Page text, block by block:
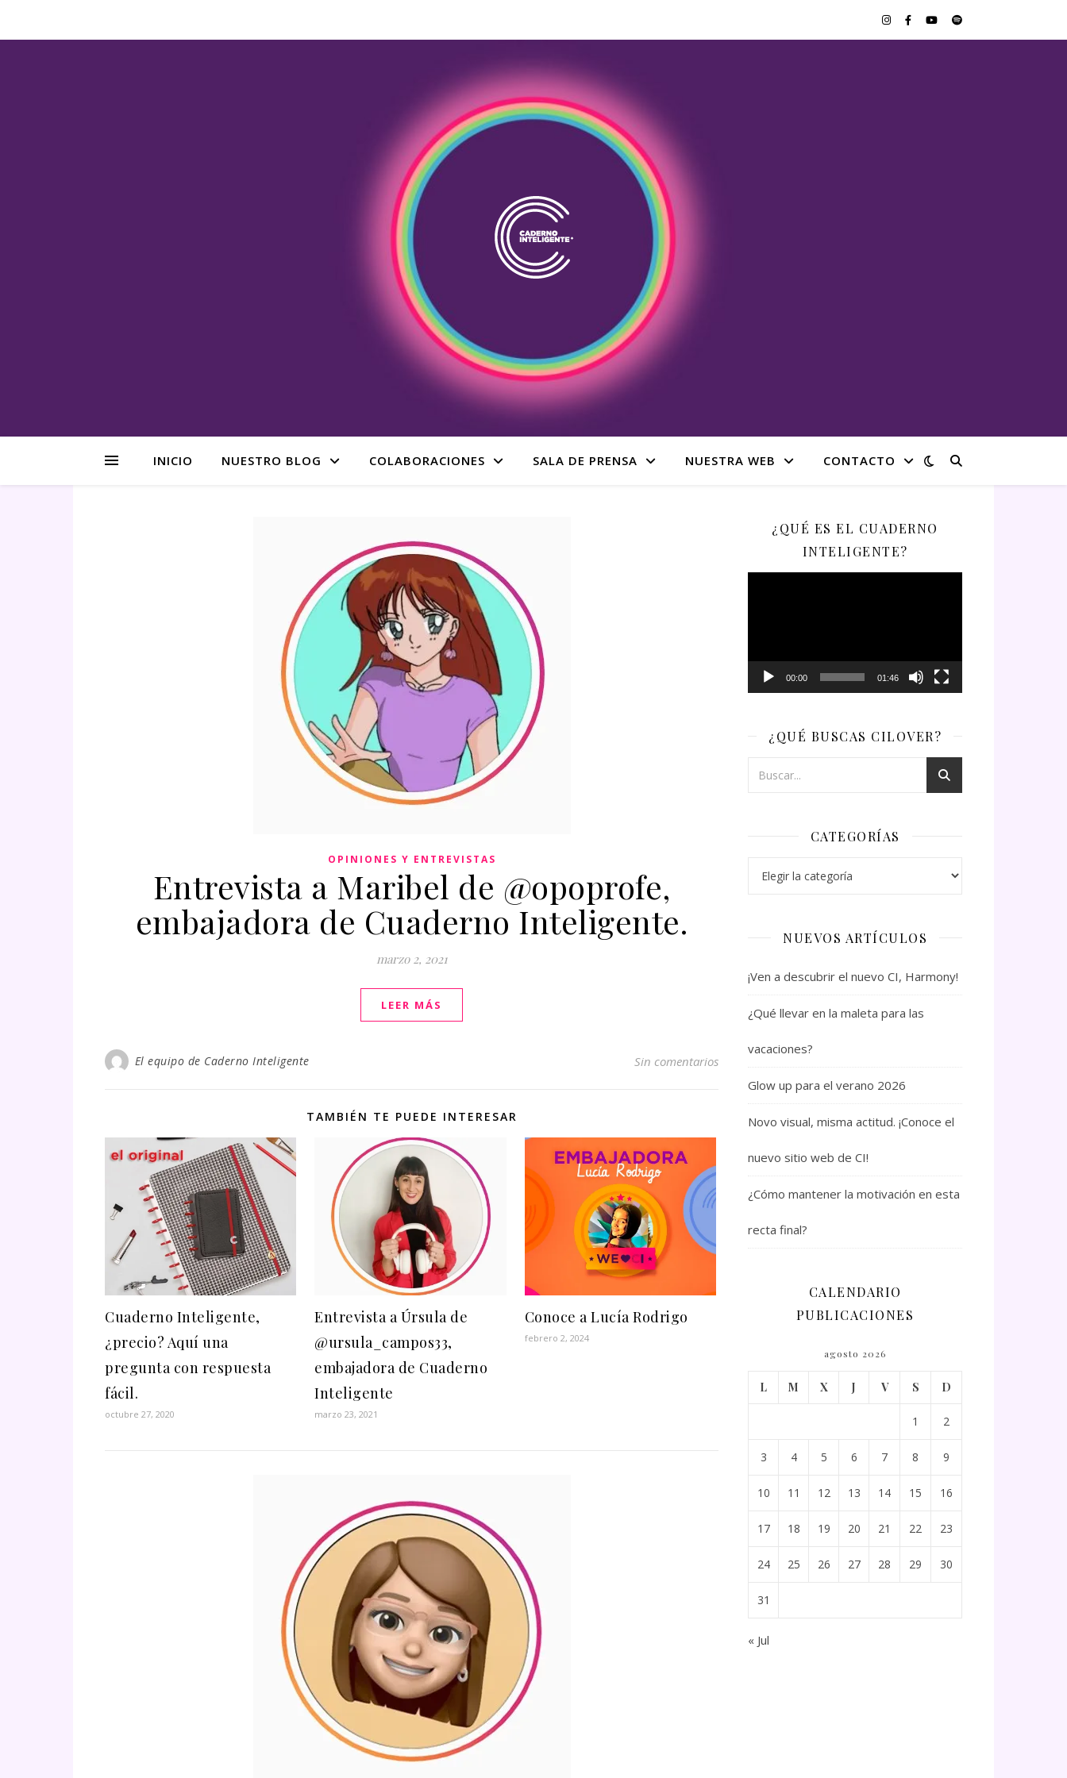
INICIO NUESTRO BLOG COLABORACIONES SALA DE PRENSA NUESTRA WEB CONTACTO
OPINIONES Y ENTREVISTAS
Entrevista a Maribel de @opoprofe,
embajadora de Cuaderno Inteligente.
marzo 2, 2021
LEER MÁS
El equipo de Caderno Inteligente Sin comentarios
TAMBIÉN TE PUEDE INTERESAR
Cuaderno Inteligente,
¿precio? Aquí una
pregunta con respuesta
fácil.
octubre 27, 2020
Entrevista a Úrsula de
@ursula_campos33,
embajadora de Cuaderno
Inteligente
marzo 23, 2021
Conoce a Lucía Rodrigo
febrero 2, 2024
¿QUÉ ES EL CUADERNO
INTELIGENTE?
00:00 01:46
¿QUÉ BUSCAS CILOVER?
CATEGORÍAS
NUEVOS ARTÍCULOS
¡Ven a descubrir el nuevo CI, Harmony!
¿Qué llevar en la maleta para las
vacaciones?
Glow up para el verano 2026
Novo visual, misma actitud. ¡Conoce el
nuevo sitio web de CI!
¿Cómo mantener la motivación en esta
recta final?
CALENDARIO
PUBLICACIONES
agosto 2026
L M X J V S D
1 2
3 4 5 6 7 8 9
10 11 12 13 14 15 16
17 18 19 20 21 22 23
24 25 26 27 28 29 30
31
« Jul